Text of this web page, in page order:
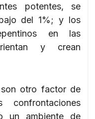
potentes, se
del 1%; y los
en las
y crean
otro factor de
confrontaciones
un ambiente de